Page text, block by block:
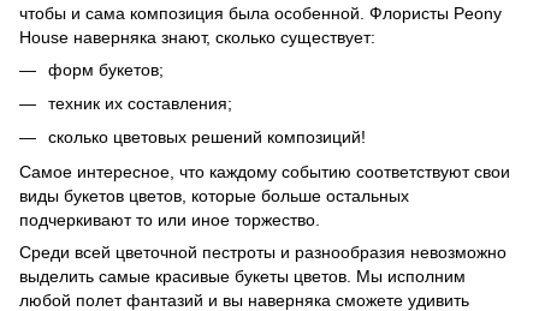
чтобы и сама композиция была особенной. Флористы Peony
House наверняка знают, сколько существует:
форм букетов;
техник их составления;
сколько цветовых решений композиций!
Самое интересное, что каждому событию соответствуют свои
виды букетов цветов, которые больше остальных
подчеркивают то или иное торжество.
Среди всей цветочной пестроты и разнообразия невозможно
выделить самые красивые букеты цветов. Мы исполним
любой полет фантазий и вы наверняка сможете удивить